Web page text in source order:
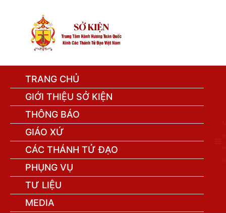
TRANG CHỦ
GIỚI THIỆU SỞ KIỆN
THÔNG BÁO
GIÁO XỨ
CÁC THÁNH TỬ ĐẠO
PHỤNG VỤ
TƯ LIỆU
MEDIA